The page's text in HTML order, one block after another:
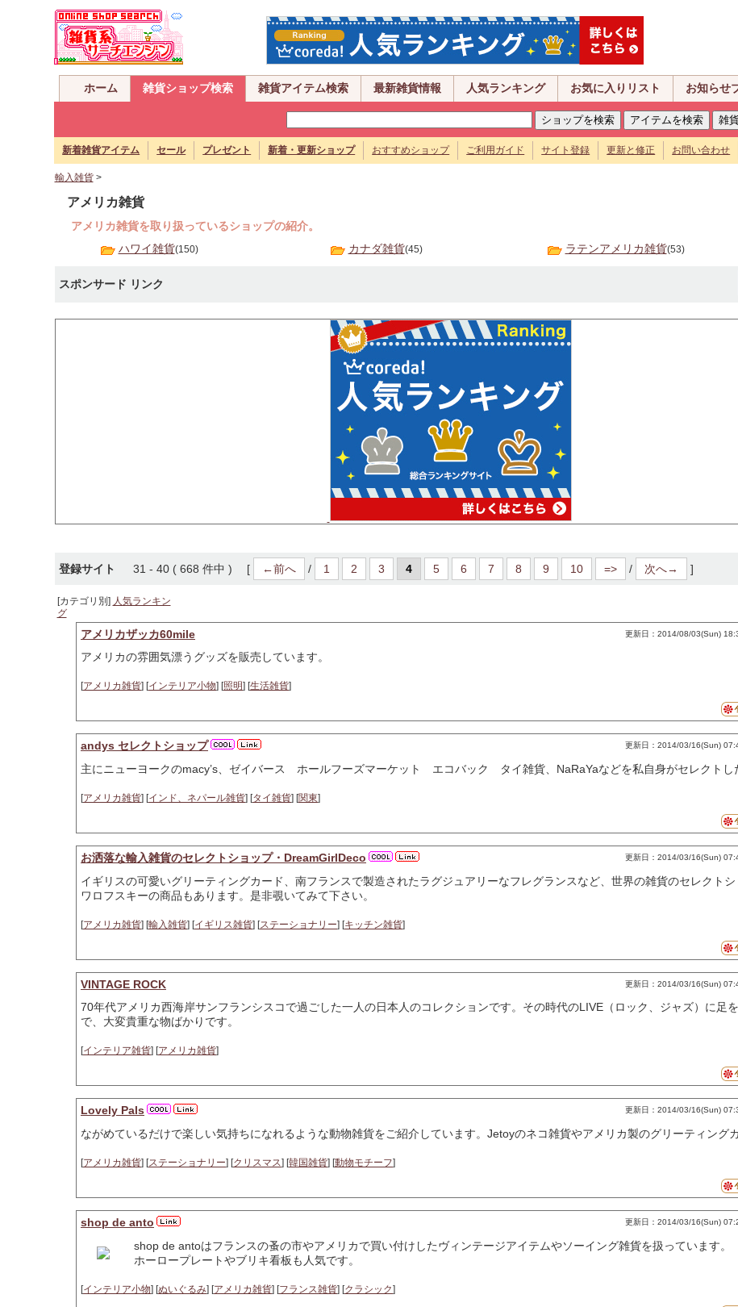
ホーム 雑貨ショップ検索 雑貨アイテム検索 最新雑貨情報 人気ランキング お気に入りリスト お知らせ
新着雑貨アイテム セール プレゼント 新着・更新ショップ おすすめショップ ご利用ガイド サイト登録 更新と修正 お問い合わせ
輸入雑貨>
アメリカ雑貨
アメリカ雑貨を取り扱っているショップの紹介。
ハワイ雑貨(150) カナダ雑貨(45) ラテンアメリカ雑貨(53)
スポンサード リンク
登録サイト 31 - 40 ( 668 件中 ) [ ←前へ / 1 2 3 4 5 6 7 8 9 10 => / 次へ→ ]
[カテゴリ別] 人気ランキン
グ
アメリカザッカ60mile 更新日：2014/08/03(Sun)
アメリカの雰囲気漂うグッズを販売しています。
[アメリカ雑貨] [インテリア小物] [照明] [生活雑貨]
andys セレクトショップ 更新日：2014/03/16(Sun)
主にニューヨークのmacy’s、ゼイバース ホールフーズマーケット エコバック タイ雑貨、NaRaYaなどを私自身がセレクトし
[アメリカ雑貨] [インド、ネパール雑貨] [タイ雑貨] [関東]
お洒落な輸入雑貨のセレクトショップ・DreamGirlDeco 更新日：2014/03/16(Sun)
イギリスの可愛いグリーティングカード、南フランスで製造されたラグジュアリーなフレグランスなど、世界の雑貨のセレクト
ワロフスキーの商品もあります。是非覗いてみて下さい。
[アメリカ雑貨] [輸入雑貨] [イギリス雑貨] [ステーショナリー] [キッチン雑貨]
VINTAGE ROCK 更新日：2014/03/16(Sun)
70年代アメリカ西海岸サンフランシスコで過ごした一人の日本人のコレクションです。その時代のLIVE（ロック、ジャズ）に足
で、大変貴重な物ばかりです。
[インテリア雑貨] [アメリカ雑貨]
Lovely Pals 更新日：2014/03/16(Sun)
ながめているだけで楽しい気持ちになれるような動物雑貨をご紹介しています。Jetoyのネコ雑貨やアメリカ製のグリーティング
[アメリカ雑貨] [ステーショナリー] [クリスマス] [韓国雑貨] [動物モチーフ]
shop de anto 更新日：2014/03/16(Sun)
shop de antoはフランスの蚤の市やアメリカで買い付けしたヴィンテージアイテムやソーイング雑貨を扱っています。
ホーロープレートやブリキ看板も人気です。
[インテリア小物] [ぬいぐるみ] [アメリカ雑貨] [フランス雑貨] [クラシック]